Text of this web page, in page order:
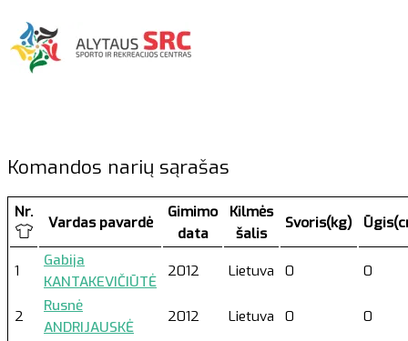
Komandos narių sąrašas
Nr.
Vardas pavardė
Gimimo
data
Kilmės
šalis
Svoris(kg)
1
Gabija
KANTAKEVIČIŪTĖ
2012 Lietuva 0 0
2
Rusnė
ANDRIJAUSKĖ
2012 Lietuva 0 0